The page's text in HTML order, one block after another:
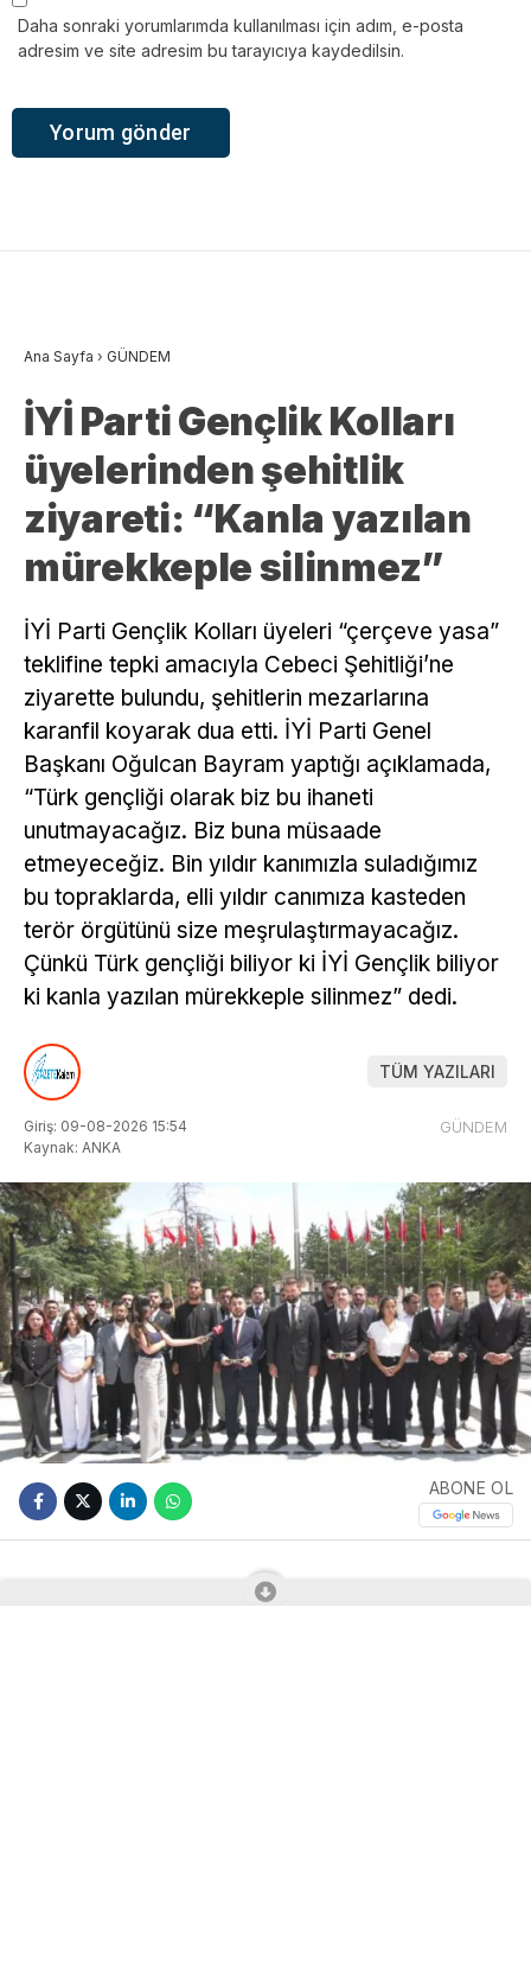
Daha sonraki yorumlarımda kullanılması için adım, e-posta
adresim ve site adresim bu tarayıcıya kaydedilsin.
Ana Sayfa › GÜNDEM
İYİ Parti Gençlik Kolları
üyelerinden şehitlik
ziyareti: “Kanla yazılan
mürekkeple silinmez”
İYİ Parti Gençlik Kolları üyeleri “çerçeve yasa”
teklifine tepki amacıyla Cebeci Şehitliği’ne
ziyarette bulundu, şehitlerin mezarlarına
karanfil koyarak dua etti. İYİ Parti Genel
Başkanı Oğulcan Bayram yaptığı açıklamada,
“Türk gençliği olarak biz bu ihaneti
unutmayacağız. Biz buna müsaade
etmeyeceğiz. Bin yıldır kanımızla suladığımız
bu topraklarda, elli yıldır canımıza kasteden
terör örgütünü size meşrulaştırmayacağız.
Çünkü Türk gençliği biliyor ki İYİ Gençlik biliyor
ki kanla yazılan mürekkeple silinmez” dedi.
TÜM YAZILARI
Giriş: 09-08-2026 15:54
Kaynak: ANKA
GÜNDEM
ABONE OL